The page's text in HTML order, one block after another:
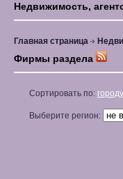
Недвижимость,
Главная страница
Фирмы раздела
Сортировать по: городу
Выберите регион: